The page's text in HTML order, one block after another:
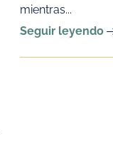
mientras...
Seguir leyendo